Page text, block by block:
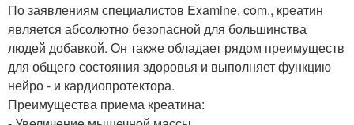
По заявлениям специалистов Examine. com., креатин
является абсолютно безопасной для большинства
людей добавкой. Он также обладает рядом преимуществ
для общего состояния здоровья и выполняет функцию
нейро - и кардиопротектора.
Преимущества приема креатина: